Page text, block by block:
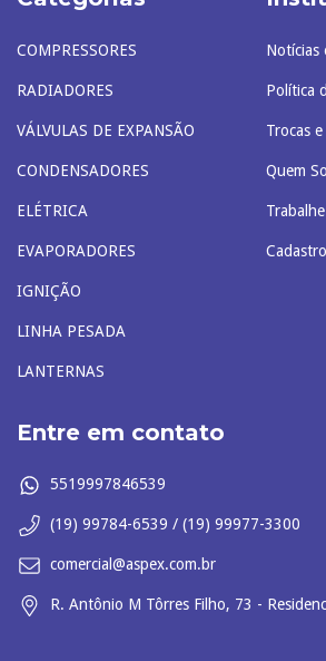
COMPRESSORES
RADIADORES
VÁLVULAS DE EXPANSÃO
CONDENSADORES
ELÉTRICA
EVAPORADORES
IGNIÇÃO
LINHA PESADA
LANTERNAS
Notícias
Política
Trocas
Quem
Entre em contato
5519997846539
(19) 99784-6539 / (19) 99977-3300
comercial@aspex.com.br
R. Antônio M Tôrres Filho, 73 -